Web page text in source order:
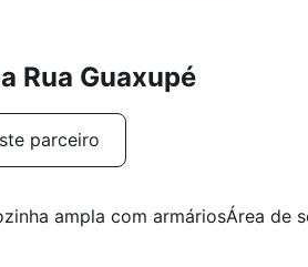
Rua Guaxupé
parceiro
ampla com armáriosÁrea de